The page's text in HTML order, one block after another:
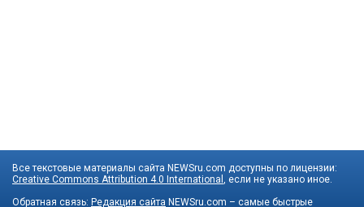
Все текстовые материалы сайта NEWSru.com доступны по лицензии:
Creative Commons Attribution 4.0 International
, если не указано иное.
Обратная связь: Редакция сайта NEWSru.com – самые быстрые